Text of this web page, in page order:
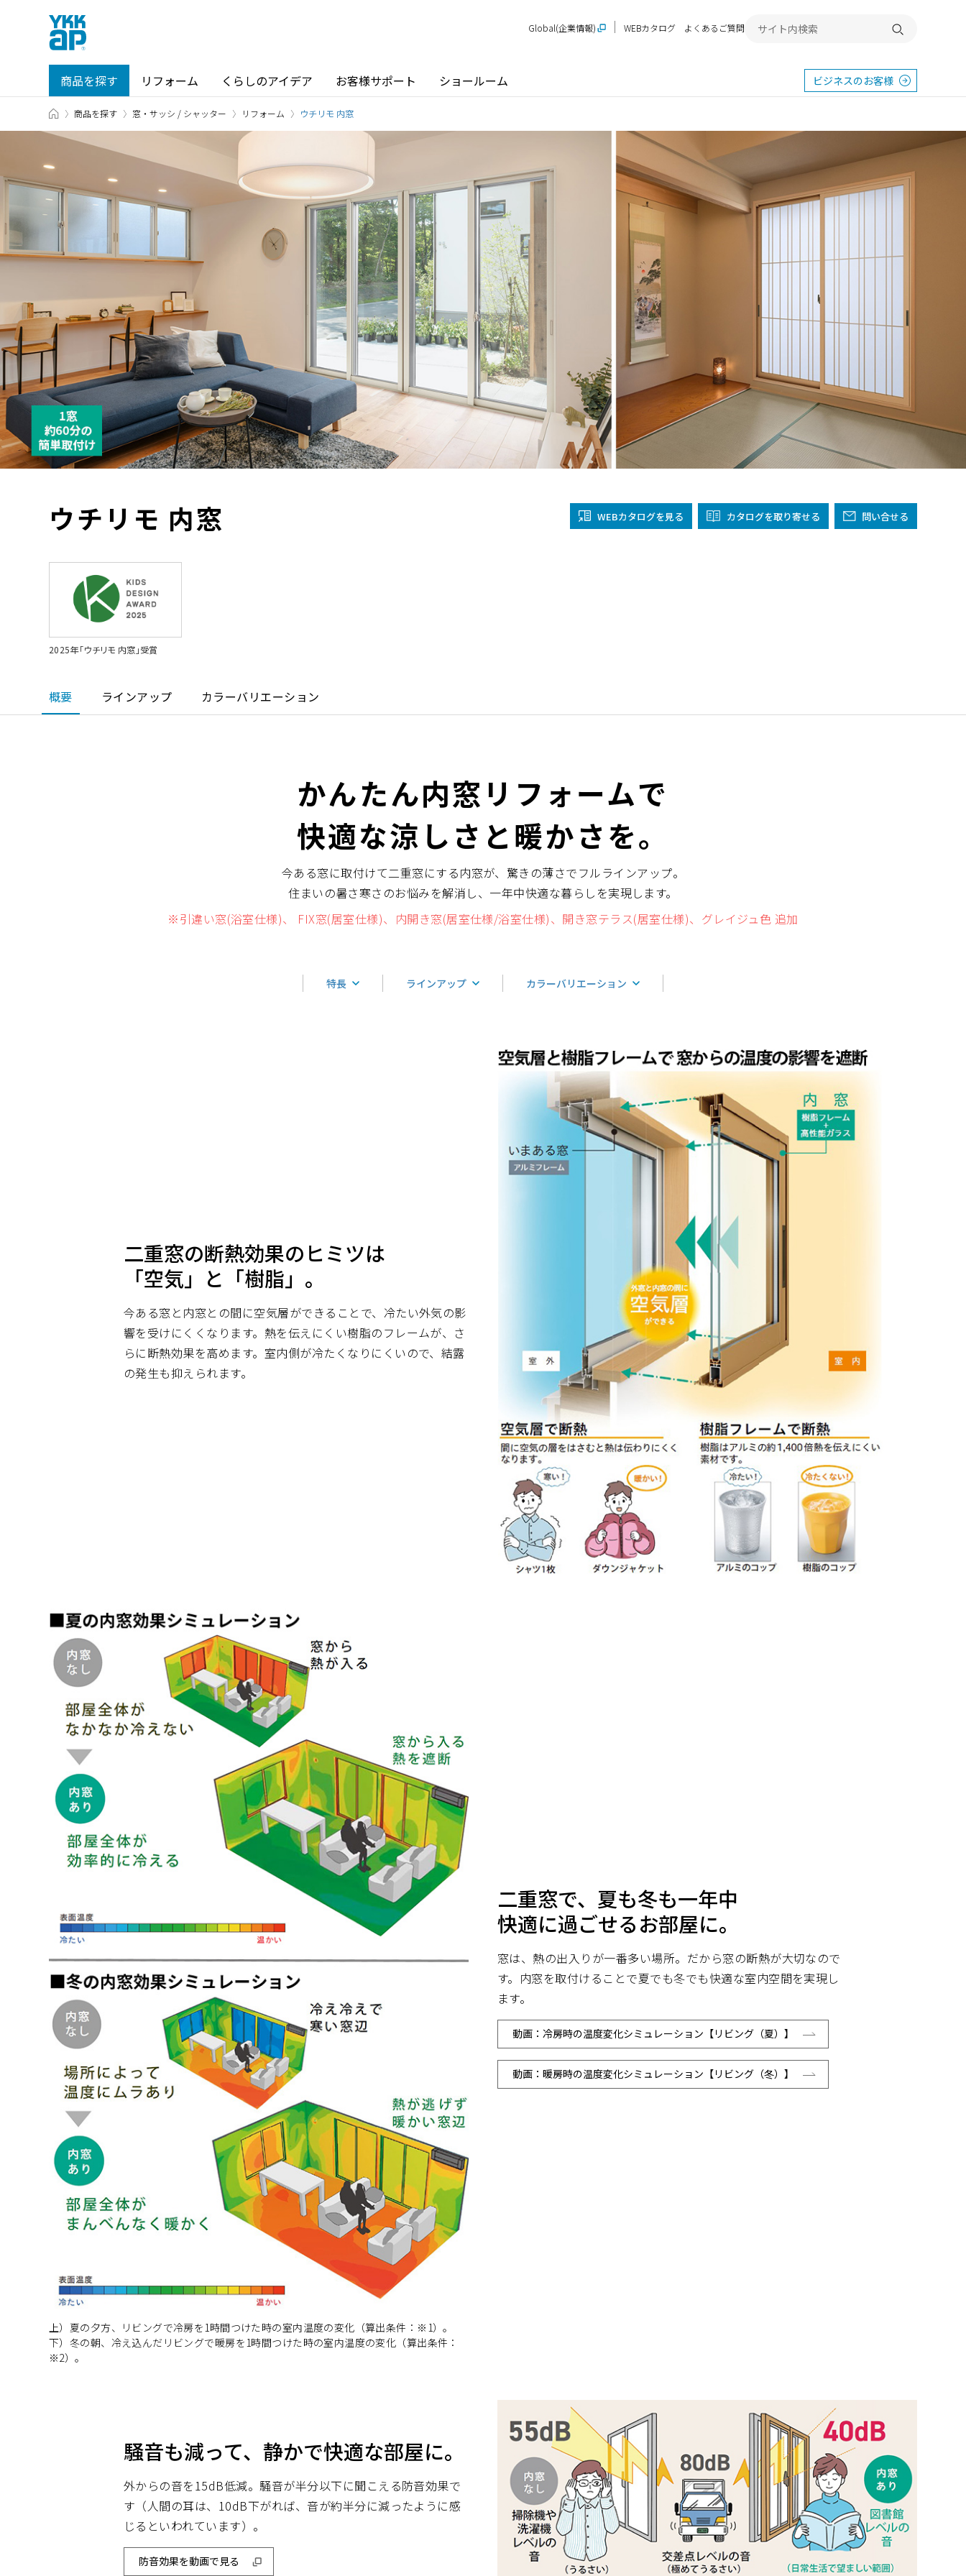
商品を探す
商品を探す TOP
カテゴリから探す
玄関ドア / 引戸 インテリア建材
場所から探す 商品名から探す 施工例から探す
WEBカタログを見る 商品えらびのお手伝い
リフォーム くらしのアイデア お客様サポート ショールーム
ショールーム TOP
ショールーム・その他の展示場を探す SR ショールーム P-STAGE プレゼンテーションルーム
北海道 甲信越
新潟 SR 長野
関東
新宿 SR
東海
名古屋 SR 静岡 SR
北陸
金沢 SR 富山 PR 福井 PR
近畿
大阪 SR
中国
広島 高松 SR 愛媛 PR
九州・沖縄
福岡 SR 熊本 SR 鹿児島 PS 那覇 PS
ショールームに行く前に
リフォームをショールームで体感
ショールームに関するよくあるご質問
ビジネスのお客様
Global(企業情報) WEBカタログ よくあるご質問 検索する
TOP 商品を探す 窓・サッシ / シャッター リフォーム ウチリモ 内窓
ウチリモ 内窓 WEBカタログを見る カタログを取り寄せる 問い合せる
2025年「ウチリモ 内窓」受賞
概要 ラインアップ カラーバリエーション
かんたん内窓リフォームで
快適な涼しさと暖かさを。
今ある窓に取付けて二重窓にする内窓が、驚きの薄さでフルラインアップ。
住まいの暑さ寒さのお悩みを解消し、一年中快適な暮らしを実現します。
※引違い窓(浴室仕様)、 FIX窓(居室仕様)、内開き窓(居室仕様/浴室仕様)、開き窓テラス(居室仕様)、グレイジュ色 追加
特長 ラインアップ カラーバリエーション
二重窓の断熱効果のヒミツは
「空気」と「樹脂」。
今ある窓と内窓との間に空気層ができることで、冷たい外気の影
響を受けにくくなります。熱を伝えにくい樹脂のフレームが、さ
らに断熱効果を高めます。室内側が冷たくなりにくいので、結露
の発生も抑えられます。
二重窓で、夏も冬も一年中
快適に過ごせるお部屋に。
窓は、熱の出入りが一番多い場所。だから窓の断熱が大切なので
す。内窓を取付けることで夏でも冬でも快適な室内空間を実現し
ます。
動画：冷房時の温度変化シミュレーション【リビング（夏）】
動画：暖房時の温度変化シミュレーション【リビング（冬）】
上）夏の夕方、リビングで冷房を1時間つけた時の室内温度の変化（算出条件：※1）。
下）冬の朝、冷え込んだリビングで暖房を1時間つけた時の室内温度の変化（算出条件：
※2）。
騒音も減って、静かで快適な部屋に。
外からの音を15dB低減。騒音が半分以下に聞こえる防音効果で
す（人間の耳は、10dB下がれば、音が約半分に減ったように感
じるといわれています）。
防音効果を動画で見る